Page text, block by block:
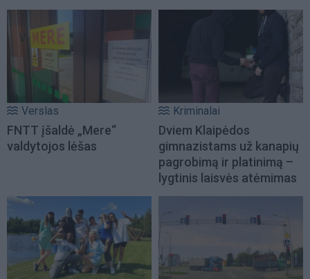
Verslas
FNTT įšaldė „Mere“
valdytojos lėšas
Kriminalai
Dviem Klaipėdos
gimnazistams už kanapių
pagrobimą ir platinimą –
lygtinis laisvės atėmimas